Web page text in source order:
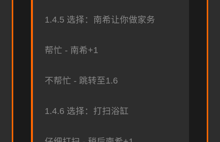
1.4.5 选择：南希让你做家务
帮忙 - 南希+1
不帮忙 - 跳转至1.6
1.4.6 选择：打扫浴缸